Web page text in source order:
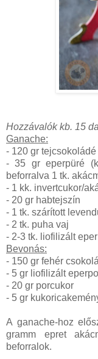
Hozzávalók kb. 15
Ganache:
- 120 gr tejcsokoládé
- 35 gr eperpüré
beforralva 1 tk.
- 1 kk. invertcukor/
- 20 gr habtejszín
- 1 tk. szárított
- 2 tk. puha vaj
- 2-3 tk. liofilizált
Bevonás:
- 150 gr fehér
- 5 gr liofilizált
- 20 gr porcukor
- 5 gr
A ganache-hoz
gramm epret
beforralok.